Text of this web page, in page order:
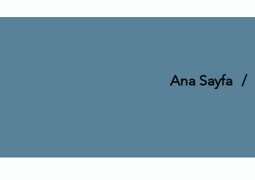
Ana Sayfa /